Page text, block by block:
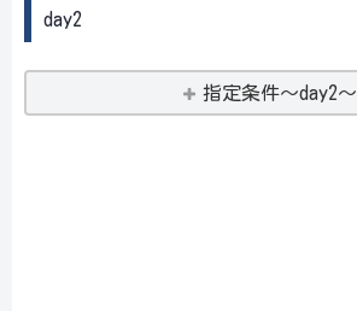
day2
指定条件～day2～